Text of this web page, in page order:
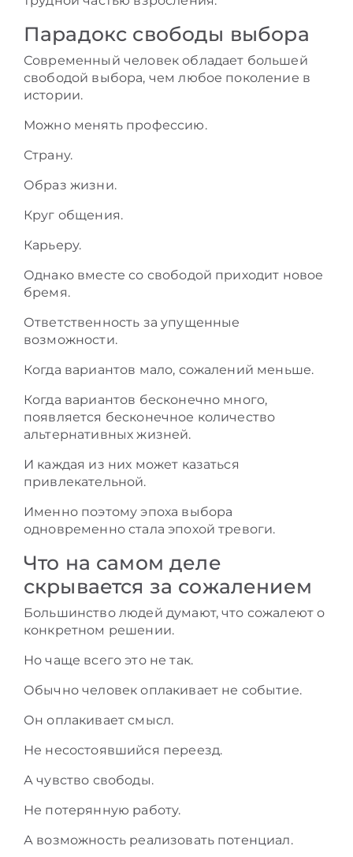
Парадокс свободы выбора
Современный человек обладает большей
свободой выбора, чем любое поколение в
истории.
Можно менять профессию.
Страну.
Образ жизни.
Круг общения.
Карьеру.
Однако вместе со свободой приходит новое
бремя.
Ответственность за упущенные
возможности.
Когда вариантов мало, сожалений меньше.
Когда вариантов бесконечно много,
появляется бесконечное количество
альтернативных жизней.
И каждая из них может казаться
привлекательной.
Именно поэтому эпоха выбора
одновременно стала эпохой тревоги.
Что на самом деле
скрывается за сожалением
Большинство людей думают, что сожалеют о
конкретном решении.
Но чаще всего это не так.
Обычно человек оплакивает не событие.
Он оплакивает смысл.
Не несостоявшийся переезд.
А чувство свободы.
Не потерянную работу.
А возможность реализовать потенциал.